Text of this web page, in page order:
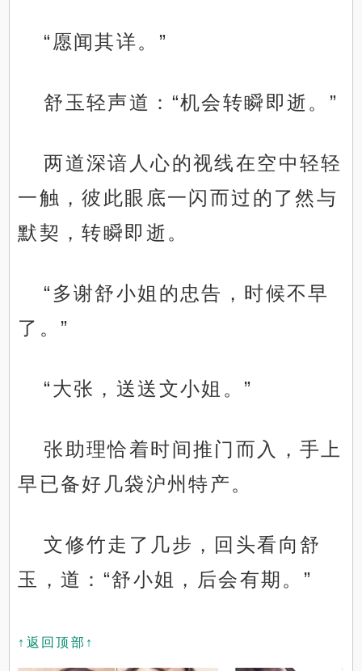
“愿闻其详。”
舒玉轻声道：“机会转瞬即逝。”
两道深谙人心的视线在空中轻轻
一触，彼此眼底一闪而过的了然与
默契，转瞬即逝。
“多谢舒小姐的忠告，时候不早
了。”
“大张，送送文小姐。”
张助理恰着时间推门而入，手上
早已备好几袋沪州特产。
文修竹走了几步，回头看向舒
玉，道：“舒小姐，后会有期。”
↑返回顶部↑